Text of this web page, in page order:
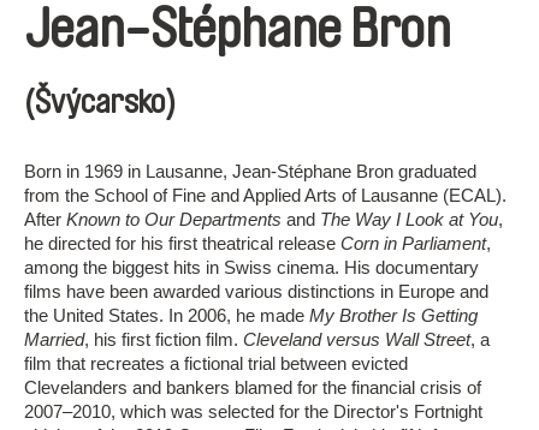
Jean-Stéphane Bron
(Švýcarsko)
Born in 1969 in Lausanne, Jean-Stéphane Bron graduated
from the School of Fine and Applied Arts of Lausanne (ECAL).
After Known to Our Departments and The Way I Look at You,
he directed for his first theatrical release Corn in Parliament,
among the biggest hits in Swiss cinema. His documentary
films have been awarded various distinctions in Europe and
the United States. In 2006, he made My Brother Is Getting
Married, his first fiction film. Cleveland versus Wall Street, a
film that recreates a fictional trial between evicted
Clevelanders and bankers blamed for the financial crisis of
2007–2010, which was selected for the Director's Fortnight